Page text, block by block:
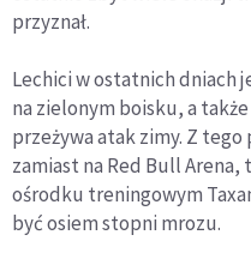
przyznał.
Lechici w ostatnich dniach
na zielonym boisku, a
przeżywa atak zimy. Z
zamiast na Red Bull
ośrodku treningowym
być osiem stopni mrozu.